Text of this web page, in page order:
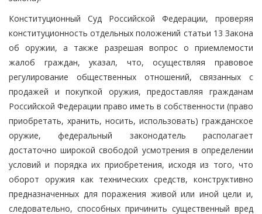
Конституционный Суд Российской Федерации, проверяя
конституционность отдельных положений статьи 13 Закона
об оружии, а также разрешая вопрос о приемлемости
жалоб граждан, указал, что, осуществляя правовое
регулирование общественных отношений, связанных с
продажей и покупкой оружия, предоставляя гражданам
Российской Федерации право иметь в собственности (право
приобретать, хранить, носить, использовать) гражданское
оружие, федеральный законодатель располагает
достаточно широкой свободой усмотрения в определении
условий и порядка их приобретения, исходя из того, что
оборот оружия как технических средств, конструктивно
предназначенных для поражения живой или иной цели и,
следовательно, способных причинить существенный вред